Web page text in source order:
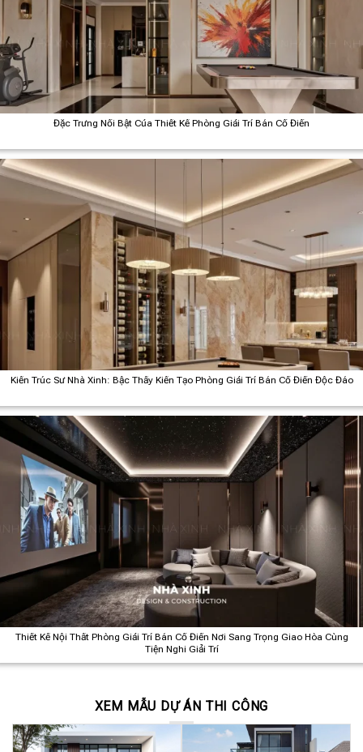
Đặc Trưng Nổi Bật Của Thiết Kế Phòng Giải Trí Bán Cổ Điển
Kiến Trúc Sư Nhà Xinh: Bậc Thầy Kiến Tạo Phòng Giải Trí Bán Cổ Điển Độc Đáo
Thiết Kế Nội Thất Phòng Giải Trí Bán Cổ Điển Nơi Sang Trọng Giao Hòa Cùng
Tiện Nghi Giải Trí
XEM MẪU DỰ ÁN THI CÔNG